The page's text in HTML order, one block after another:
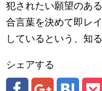
犯されたい願望のあ
合言葉を決めて即レ
しているという、知
シェアする